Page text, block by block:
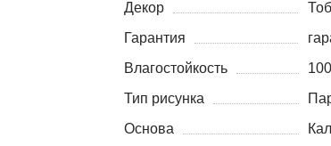
Декор
Гарантия
Влагостойкость
Тип рисунка
Основа